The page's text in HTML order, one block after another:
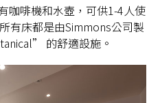
咖啡機和水壺，可供1-4人使
有床都是由Simmons公司製
的舒適設施。